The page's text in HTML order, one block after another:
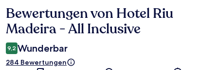
Bewertungen
Bewertungen von Hotel Riu
Madeira - All Inclusive
9,2 Wunderbar
284 Bewertungen